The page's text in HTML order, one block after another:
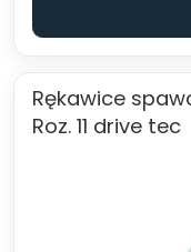
Rękawice
Roz. 11 drive tec